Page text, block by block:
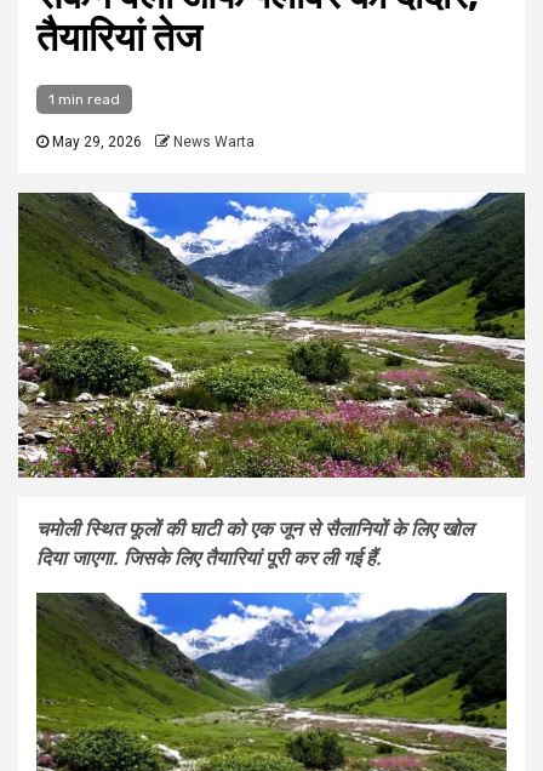
तैयारियां तेज
1 min read
May 29, 2026 News Warta
चमोली स्थित फूलों की घाटी को एक जून से सैलानियों के लिए खोल
दिया जाएगा. जिसके लिए तैयारियां पूरी कर ली गई हैं.